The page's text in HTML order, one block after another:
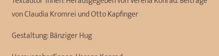
von Claudia Kromrei und Otto Kapfinger
Gestaltung:Bänziger Hug